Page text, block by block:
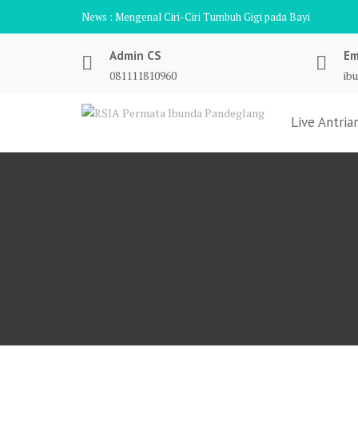
News : Mengenal Ciri-Ciri Tumbuh Gigi pada Bayi
Admin CS
081111810960
Live